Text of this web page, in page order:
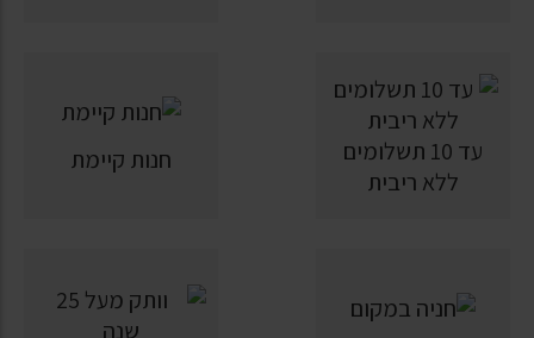
עד 10 תשלומים
ללא ריבית
חנות קיימת